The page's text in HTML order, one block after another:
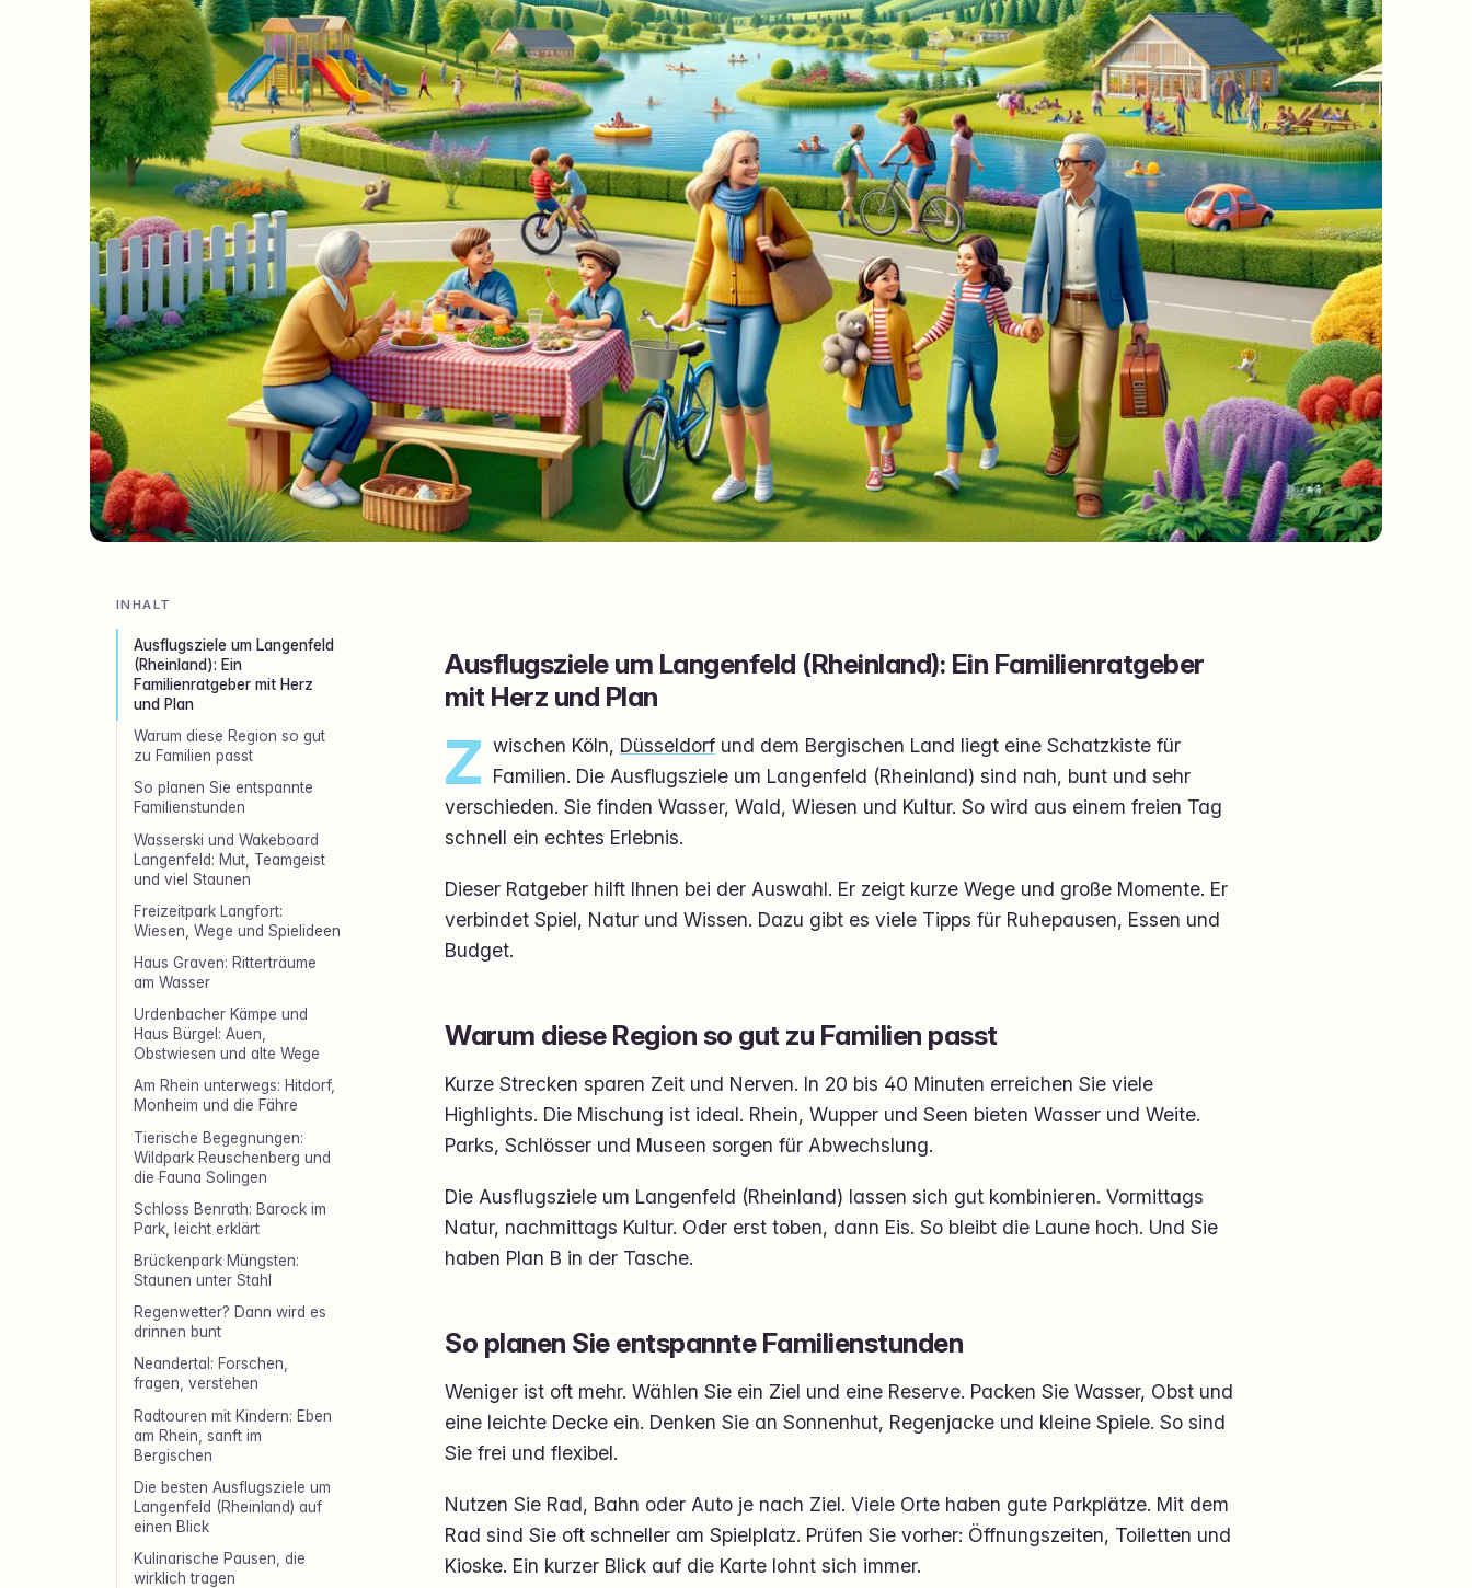
INHALT
Ausflugsziele um Langenfeld
(Rheinland): Ein
Familienratgeber mit Herz
und Plan
Warum diese Region so gut
zu Familien passt
So planen Sie entspannte
Familienstunden
Wasserski und Wakeboard
Langenfeld: Mut, Teamgeist
und viel Staunen
Freizeitpark Langfort:
Wiesen, Wege und Spielideen
Haus Graven: Ritterträume
am Wasser
Urdenbacher Kämpe und
Haus Bürgel: Auen,
Obstwiesen und alte Wege
Am Rhein unterwegs: Hitdorf,
Monheim und die Fähre
Tierische Begegnungen:
Wildpark Reuschenberg und
die Fauna Solingen
Schloss Benrath: Barock im
Park, leicht erklärt
Brückenpark Müngsten:
Staunen unter Stahl
Regenwetter? Dann wird es
drinnen bunt
Neandertal: Forschen,
fragen, verstehen
Radtouren mit Kindern: Eben
am Rhein, sanft im
Bergischen
Die besten Ausflugsziele um
Langenfeld (Rheinland) auf
einen Blick
Kulinarische Pausen, die
wirklich tragen
Ausflugsziele um Langenfeld (Rheinland): Ein Familienratgeber
mit Herz und Plan
Z wischen Köln, Düsseldorfund dem Bergischen Land liegt eine Schatzkiste für
Familien. Die Ausflugsziele um Langenfeld (Rheinland) sind nah, bunt und sehr
verschieden. Sie finden Wasser, Wald, Wiesen und Kultur. So wird aus einem freien Tag
schnell ein echtes Erlebnis.
Dieser Ratgeber hilft Ihnen bei der Auswahl. Er zeigt kurze Wege und große Momente. Er
verbindet Spiel, Natur und Wissen. Dazu gibt es viele Tipps für Ruhepausen, Essen und
Budget.
Warum diese Region so gut zu Familien passt
Kurze Strecken sparen Zeit und Nerven. In 20 bis 40 Minuten erreichen Sie viele
Highlights. Die Mischung ist ideal. Rhein, Wupper und Seen bieten Wasser und Weite.
Parks, Schlösser und Museen sorgen für Abwechslung.
Die Ausflugsziele um Langenfeld (Rheinland) lassen sich gut kombinieren. Vormittags
Natur, nachmittags Kultur. Oder erst toben, dann Eis. So bleibt die Laune hoch. Und Sie
haben Plan B in der Tasche.
So planen Sie entspannte Familienstunden
Weniger ist oft mehr. Wählen Sie ein Ziel und eine Reserve. Packen Sie Wasser, Obst und
eine leichte Decke ein. Denken Sie an Sonnenhut, Regenjacke und kleine Spiele. So sind
Sie frei und flexibel.
Nutzen Sie Rad, Bahn oder Auto je nach Ziel. Viele Orte haben gute Parkplätze. Mit dem
Rad sind Sie oft schneller am Spielplatz. Prüfen Sie vorher: Öffnungszeiten, Toiletten und
Kioske. Ein kurzer Blick auf die Karte lohnt sich immer.